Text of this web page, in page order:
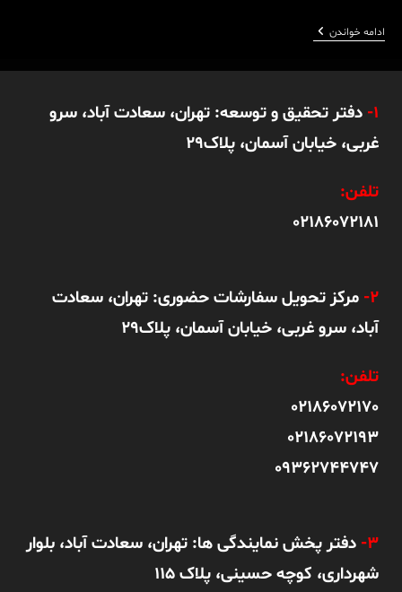
ادامه خواندنبهترین
مکمل
برای
1- دفتر تحقیق و توسعه: تهران، سعادت آباد، سرو
غربی، خیابان آسمان، پلاک29
تلفن:
02186072181
2- مرکز تحویل سفارشات حضوری: تهران، سعادت
آباد، سرو غربی، خیابان آسمان، پلاک29
تلفن:
02186072170
02186072193
09362744747
3- دفتر پخش نمایندگی ها: تهران، سعادت آباد، بلوار
شهرداری، کوچه حسینی، پلاک 115